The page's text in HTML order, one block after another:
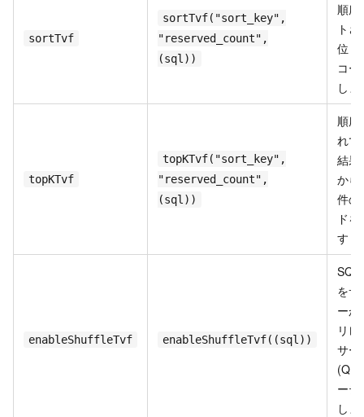
sortTvf
sortTvf("sort_key",
"reserved_count",
(sql))
順序
ト
位 K
コー
しま
topKTvf
topKTvf("sort_key",
"reserved_count",
(sql))
順序
れて
結果
から
件の
ド
す
enableShuffleTvf enableShuffleTvf((sql))
SQL
をサ
ーか
リ
サー
ーテ
しま